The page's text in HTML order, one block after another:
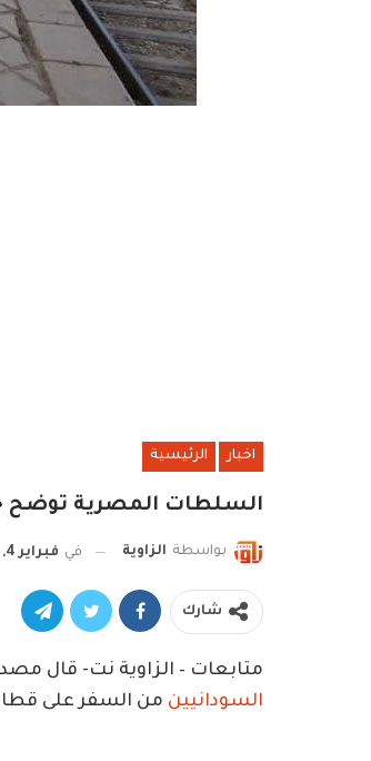
اخبار الرئيسية
السلطات المصرية توضح
بواسطة الزاوية في فبراير 4, 2025
شارك
متابعات – الزاوية نت- قال
السودانيين من السفر على